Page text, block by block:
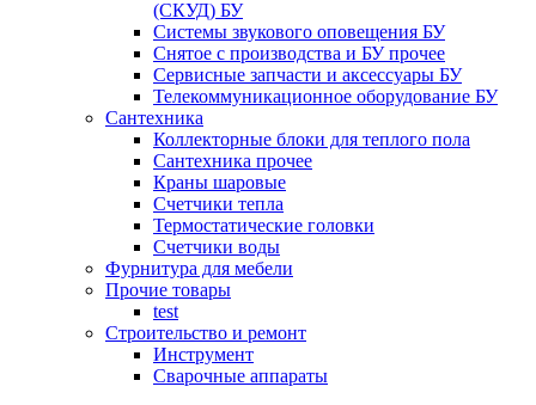
(СКУД) БУ
Системы звукового оповещения БУ
Снятое с производства и БУ прочее
Сервисные запчасти и аксессуары БУ
Телекоммуникационное оборудование БУ
Сантехника
Коллекторные блоки для теплого пола
Сантехника прочее
Краны шаровые
Счетчики тепла
Термоcтатические головки
Счетчики воды
Фурнитура для мебели
Прочие товары
test
Строительство и ремонт
Инструмент
Сварочные аппараты